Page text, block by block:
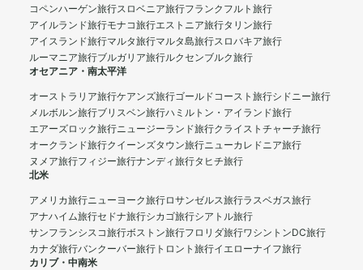
コペンハーゲン旅行スロベニア旅行フランクフルト旅行
アイルランド旅行モナコ旅行エストニア旅行タリン旅行
アイスランド旅行マルタ旅行マルタ島旅行スロバキア旅行
ルーマニア旅行ブルガリア旅行ルクセンブルク旅行
オセアニア・南太平洋
オーストラリア旅行ケアンズ旅行ゴールドコースト旅行シドニー旅行
メルボルン旅行ブリスベン旅行ハミルトン・アイランド旅行
エアーズロック旅行ニュージーランド旅行クライストチャーチ旅行
オークランド旅行クイーンズタウン旅行ニューカレドニア旅行
ヌメア旅行フィジー旅行ナンディ旅行タヒチ旅行
北米
アメリカ旅行ニューヨーク旅行ロサンゼルス旅行ラスベガス旅行
アナハイム旅行セドナ旅行シカゴ旅行シアトル旅行
サンフランシスコ旅行ボストン旅行フロリダ旅行ワシントンDC旅行
カナダ旅行バンクーバー旅行 トロント旅行イエローナイフ旅行
カリブ・中南米